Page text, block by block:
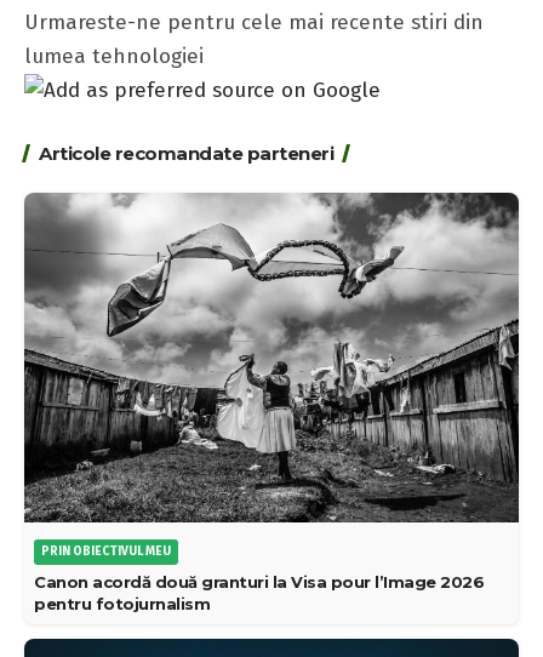
Urmareste-ne pentru cele mai recente stiri din
lumea tehnologiei
Articole recomandate parteneri
PRIN OBIECTIVUL MEU
Canon acordă două granturi la Visa pour l’Image 2026
pentru fotojurnalism